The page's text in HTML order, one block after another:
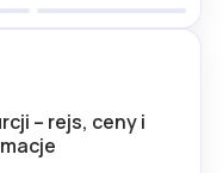
– rejs, ceny i